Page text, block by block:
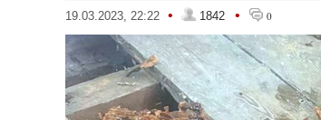
19.03.2023, 22:22 • 1842 • 0